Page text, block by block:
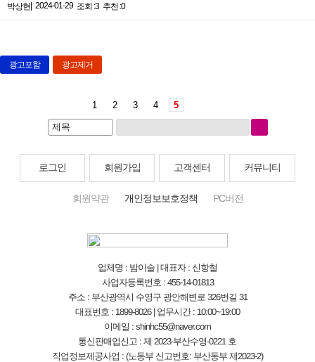
박상현 2024-01-29 조회 :3 추천 :0
광고포함 광고제거
1 2 3 4 5
로그인 회원가입 고객센터 커뮤니티
회원약관 개인정보보호정책 PC버전
업체명 : 밤이슬 | 대표자 : 신항철
사업자등록번호 : 455-14-01813
주소 : 부산광역시 수영구 광안해변로 326번길 31
대표번호 : 1899-8026 | 업무시간 : 10:00~19:00
이메일 : shinhc55@naver.com
통신판매업신고 : 제 2023-부산수영-0221 호
직업정보제공사업 : (노동부 신고번호: 부산동부 제2023-2)